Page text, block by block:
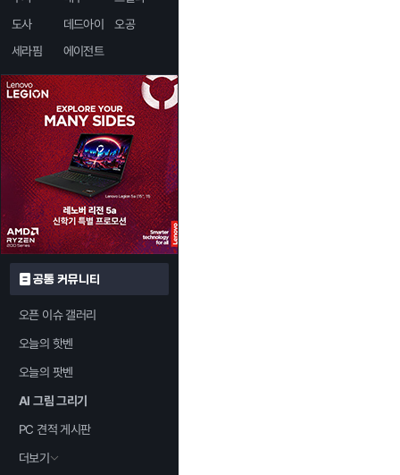
도사
데드아이
오공
세라핌
에이전트
공통 커뮤니티
오픈 이슈 갤러리
오늘의 핫벤
오늘의 팟벤
AI 그림 그리기
PC 견적 게시판
더보기